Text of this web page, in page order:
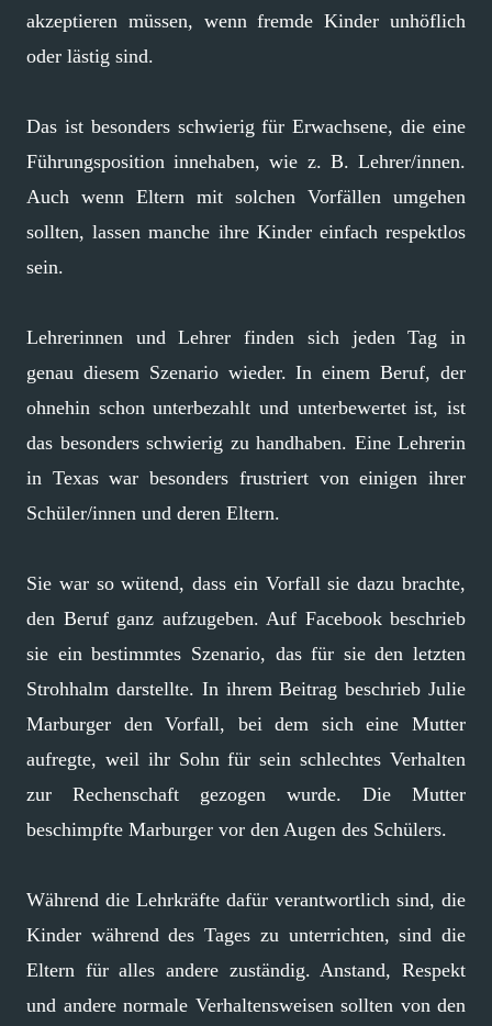
akzeptieren müssen, wenn fremde Kinder unhöflich
oder lästig sind.
Das ist besonders schwierig für Erwachsene, die eine
Führungsposition innehaben, wie z. B. Lehrer/innen.
Auch wenn Eltern mit solchen Vorfällen umgehen
sollten, lassen manche ihre Kinder einfach respektlos
sein.
Lehrerinnen und Lehrer finden sich jeden Tag in
genau diesem Szenario wieder. In einem Beruf, der
ohnehin schon unterbezahlt und unterbewertet ist, ist
das besonders schwierig zu handhaben. Eine Lehrerin
in Texas war besonders frustriert von einigen ihrer
Schüler/innen und deren Eltern.
Sie war so wütend, dass ein Vorfall sie dazu brachte,
den Beruf ganz aufzugeben. Auf Facebook beschrieb
sie ein bestimmtes Szenario, das für sie den letzten
Strohhalm darstellte. In ihrem Beitrag beschrieb Julie
Marburger den Vorfall, bei dem sich eine Mutter
aufregte, weil ihr Sohn für sein schlechtes Verhalten
zur Rechenschaft gezogen wurde. Die Mutter
beschimpfte Marburger vor den Augen des Schülers.
Während die Lehrkräfte dafür verantwortlich sind, die
Kinder während des Tages zu unterrichten, sind die
Eltern für alles andere zuständig. Anstand, Respekt
und andere normale Verhaltensweisen sollten von den